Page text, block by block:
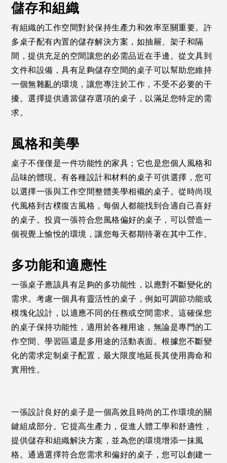
儲存和組織
有組織的工作空間對於保持生產力和效率至關重要。許
多桌子配有內置的儲存解決方案，如抽屜、架子和隔
間，提供充足的空間讓您的必需品近在手邊。從文具到
文件和設備，具有足夠儲存空間的桌子可以幫助您維持
一個無雜亂的環境，讓您專注於工作，不受不必要的干
擾。選擇提供適當儲存選項的桌子，以滿足您特定的需
求。
風格和美學
桌子不僅僅是一件功能性的家具；它也是您個人風格和
品味的體現。有各種設計和材料的桌子可供選擇，您可
以選擇一張與工作空間整體美學相襯的桌子。從時尚現
代風格到古樸復古風格，每個人都能找到合適自己喜好
的桌子。投資一張符合您風格偏好的桌子，可以營造一
個視覺上愉悅的環境，讓您每天都期待著在其中工作。
多功能和適應性
一張桌子應該具有足夠的多功能性，以應對不斷變化的
需求。考慮一個具有靈活性的桌子，例如可調節功能或
模塊化設計，以適應不同的任務或空間需求。這確保您
的桌子保持功能性，適用於各種用途，無論是專門的工
作空間、學習區還是多用途的活動表面。根據您不斷變
化的需求定制桌子配置，最大限度地延長其使用壽命和
實用性。
一張設計良好的桌子是一個高效且時尚的工作環境的關
鍵組成部分。它提高生產力，促進人體工學和舒適性，
提供儲存和組織解決方案，並為您的環境增添一抹風
格。通過選擇符合您需求和偏好的桌子，您可以創建一